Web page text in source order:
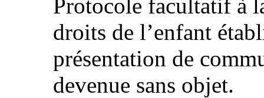
Protocole facultatif à
droits de l’enfant
présentation de
devenue sans objet.